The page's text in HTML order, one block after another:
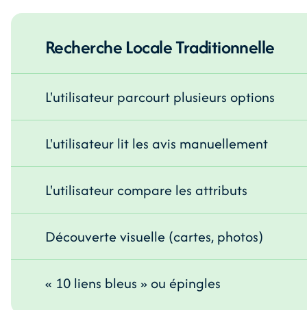
Recherche Locale Traditionnelle
L'utilisateur parcourt plusieurs options
L'utilisateur lit les avis manuellement
L'utilisateur compare les attributs
Découverte visuelle (cartes, photos)
« 10 liens bleus » ou épingles